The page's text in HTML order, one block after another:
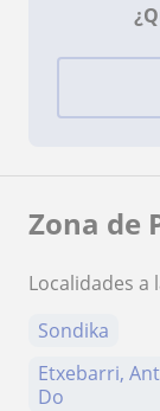
Zona de
Localidades a
Sondika
Etxebarri,
Do